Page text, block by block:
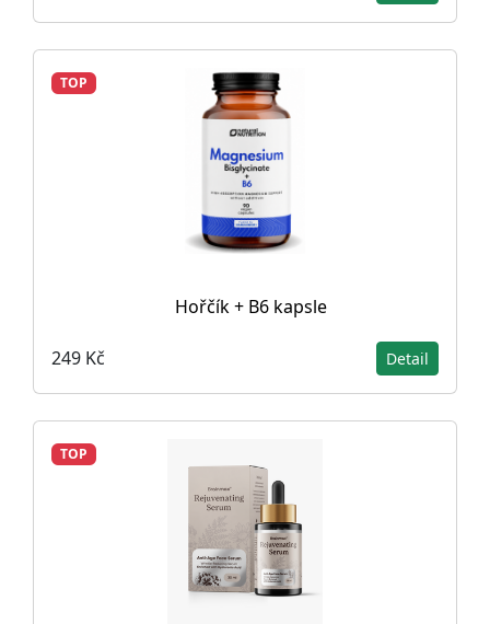
TOP
Hořčík + B6 kapsle
249 Kč Detail
TOP